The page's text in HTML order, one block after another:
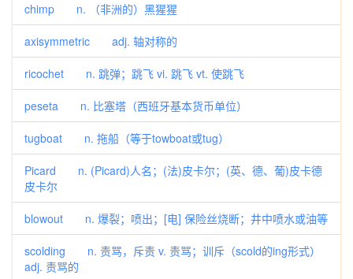
chimp n. （非洲的）黑猩猩
axisymmetric adj. 轴对称的
ricochet n. 跳弹；跳飞 vi. 跳飞 vt. 使跳飞
peseta n. 比塞塔（西班牙基本货币单位）
tugboat n. 拖船（等于towboat或tug）
Picard n. (Picard)人名；(法)皮卡尔；(英、德、葡)皮卡德
皮卡尔
blowout n. 爆裂；喷出；[电] 保险丝烧断；井中喷水或油等
scolding n. 责骂，斥责 v. 责骂；训斥（scold的ing形式）
adj. 责骂的